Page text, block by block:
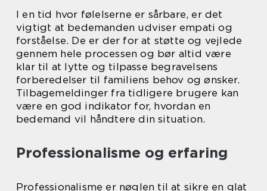
I en tid hvor følelserne er sårbare, er det
vigtigt at bedemanden udviser empati og
forståelse. De er der for at støtte og vejlede
gennem hele processen og bør altid være
klar til at lytte og tilpasse begravelsens
forberedelser til familiens behov og ønsker.
Tilbagemeldinger fra tidligere brugere kan
være en god indikator for, hvordan en
bedemand vil håndtere din situation.
Professionalisme og erfaring
Professionalisme er nøglen til at sikre en glat